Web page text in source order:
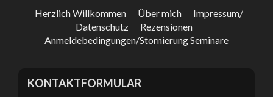
Herzlich Willkommen Über mich
Impressum/
Datenschutz
Rezensionen
Anmeldebedingungen/Stornierung Seminare
KONTAKTFORMULAR